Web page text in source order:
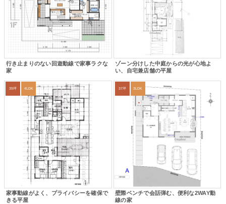
行き止まりのない回遊動線で家事ラクな
家
ゾーン分けした中庭からの光が心地よ
い、自宅兼店舗の平屋
39坪 4LDK
家事動線がよく、プライバシーを確保で
きる平屋
37坪 3LDK
壁際ベンチで会話弾む、便利な2WAY動
線の家